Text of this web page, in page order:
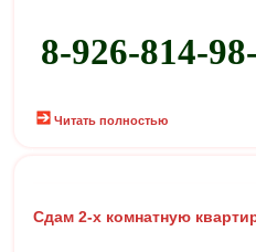
8-926-814-
Читать полностью
Сдам 2-х комнатную